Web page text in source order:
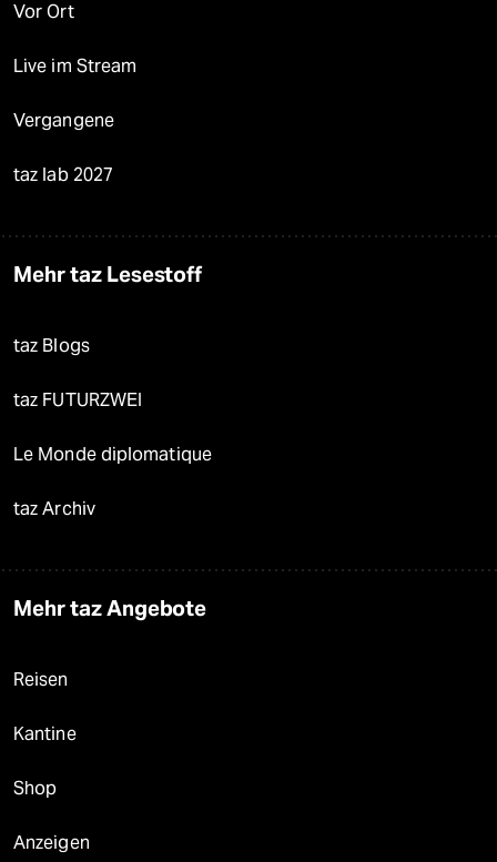
Vor Ort
Live im Stream
Vergangene
taz lab 2027
Mehr taz Lesestoff
taz Blogs
taz FUTURZWEI
Le Monde diplomatique
taz Archiv
Mehr taz Angebote
Reisen
Kantine
Shop
Anzeigen